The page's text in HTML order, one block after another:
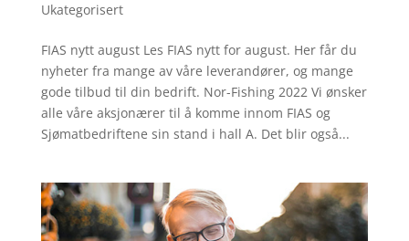
Ukategorisert
FIAS nytt august Les FIAS nytt for august. Her får du
nyheter fra mange av våre leverandører, og mange
gode tilbud til din bedrift. Nor-Fishing 2022 Vi ønsker
alle våre aksjonærer til å komme innom FIAS og
Sjømatbedriftene sin stand i hall A. Det blir også...